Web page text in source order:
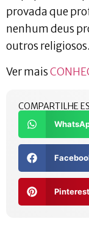
provada que
nenhum deus
outros religiosos.
Ver mais
COMPARTILHE
Pinterest